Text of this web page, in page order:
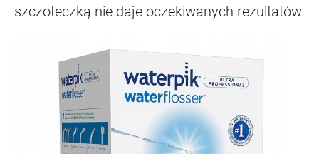
szczoteczką nie daje oczekiwanych rezultatów.